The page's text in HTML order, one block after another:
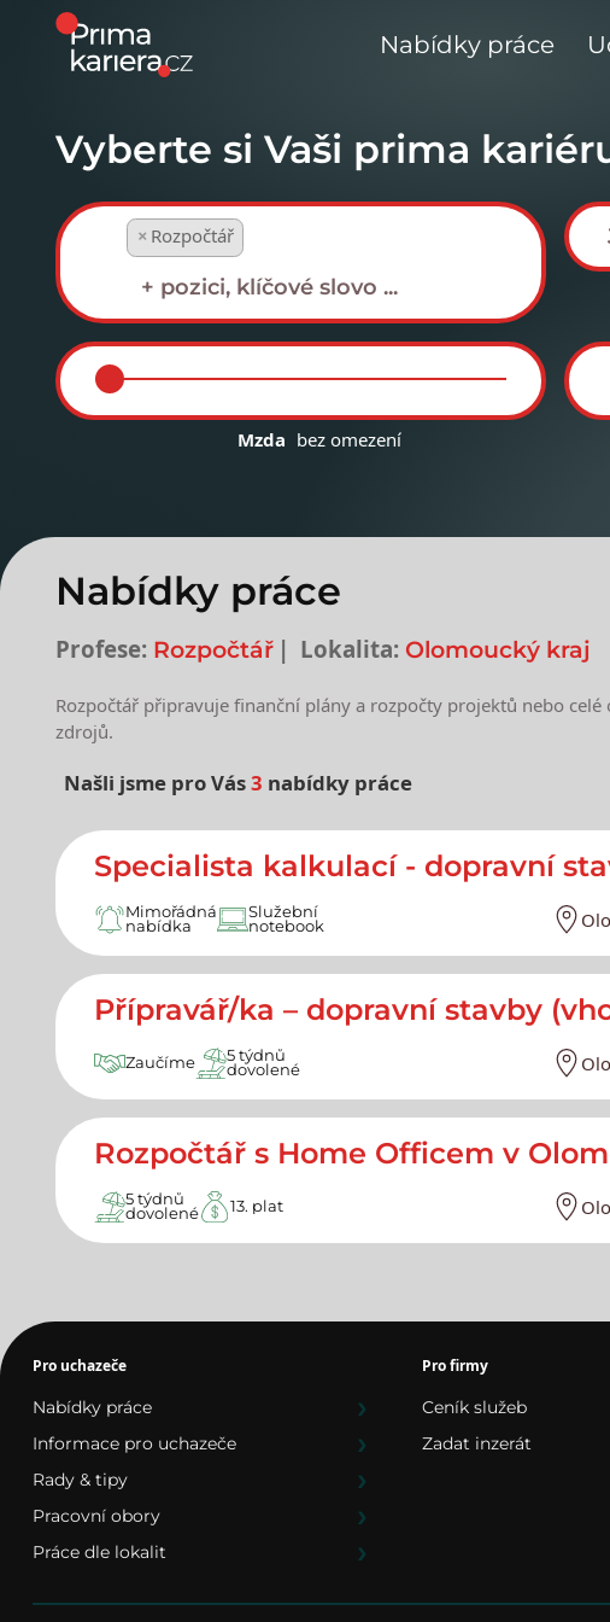
Nabídky práce
Vyberte si Vaši prima
× Rozpočtář
Mzda bez omezení
Nabídky práce
Profese: Rozpočtář Lokalita: Olomoucký kraj
Rozpočtář připravuje finanční plány a rozpočty projektů nebo
zdrojů.
Našli jsme pro Vás3 nabídky práce
Nejnovější nabídky práce
Specialista kalkulací - dopravní
Mimořádná
nabídka
Služební
notebook
Přípravář/ka – dopravní stavby
Zaučíme
5 týdnů
dovolené
Rozpočtář s Home Officem v
5 týdnů
dovolené
13. plat
Pro uchazeče
Nabídky práce
Informace pro uchazeče
Rady & tipy
Pracovní obory
Práce dle lokalit
Pro firmy
Ceník služeb
Zadat inzerát